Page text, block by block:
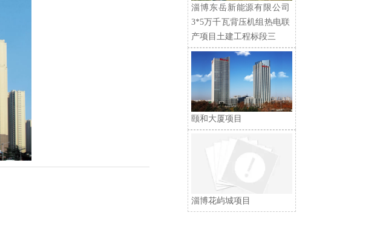
淄博东岳新能源有限公司
3*5万千瓦背压机组热电联
产项目土建工程标段三
颐和大厦项目
淄博花屿城项目